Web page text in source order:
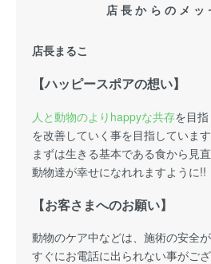
店長からのメッ
店長まるこ
【ハッピースポアの想い】
人と動物のよりhappyな共存を目
を改善していく事を目指しています
まずは生きる基本である食から見
動物達が幸せになれれますように!!
【お客さまへのお願い】
動物のケア中などは、施術の安全
すぐにお電話に出られない事がご